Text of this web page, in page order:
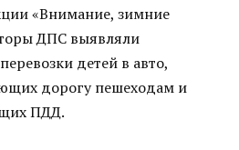
«Внимание, зимние
ДПС выявляли
детей в авто,
дорогу пешеходам и
ПДД.